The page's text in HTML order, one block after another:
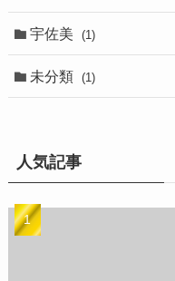
宇佐美 (1)
未分類 (1)
人気記事